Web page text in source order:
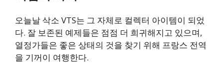
오늘날 삭소 VTS는 그 자체로 컬렉터 아이템이 되었
다. 잘 보존된 예제들은 점점 더 희귀해지고 있으며,
열정가들은 좋은 상태의 것을 찾기 위해 프랑스 전역
을 기꺼이 여행한다.